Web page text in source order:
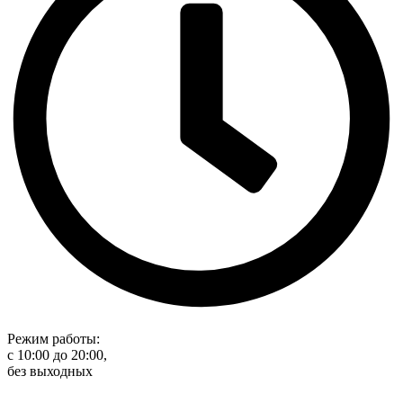
Режим работы:
с 10:00 до 20:00,
без выходных